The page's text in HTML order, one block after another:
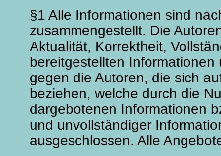
§1 Alle Informationen sind
zusammengestellt. Die
Aktualität, Korrektheit,
bereitgestellten
gegen die Autoren, die sich
beziehen, welche durch die
dargebotenen Informationen
und unvollständiger
ausgeschlossen. Alle